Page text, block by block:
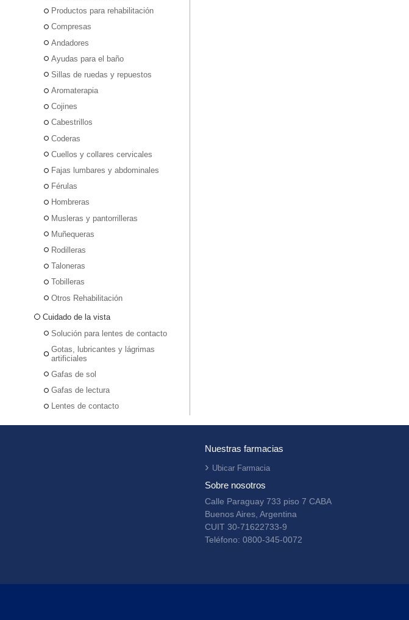
Productos para rehabilitación
Compresas
Andadores
Ayudas para el baño
Sillas de ruedas y repuestos
Aromaterapia
Cojines
Cabestrillos
Coderas
Cuellos y collares cervicales
Fajas lumbares y abdominales
Férulas
Hombreras
Musleras y pantorrilleras
Muñequeras
Rodilleras
Taloneras
Tobilleras
Otros Rehabilitación
Cuidado de la vista
Solución para lentes de contacto
Gotas, lubricantes y lágrimas
artificiales
Gafas de sol
Gafas de lectura
Lentes de contacto
Nuestras farmacias
Ubicar Farmacia
Sobre nosotros
Calle Paraguay 733 piso 7 CABA
Buenos Aires, Argentina
CUIT 30-71622733-9
Teléfono: 0800-345-0072